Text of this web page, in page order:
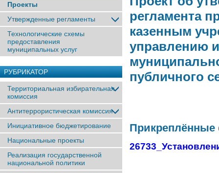
Проекты
Утвержденные регламенты
Технологические схемы
предоставления
муниципальных услуг
РУБРИКАТОР
Территориальная избирательная
комиссия
Антитеррористическая комиссия
Инициативное бюджетирование
Национальные проекты
Реализация государственной
национальной политики
регламента
казенным
управлению
публичного